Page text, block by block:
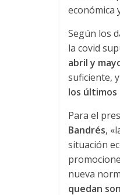
–
T
r
a
n
económica
Según los
la covid
abril y
suficiente,
los últimos
Para el
Bandrés,
situación
nueva
quedan